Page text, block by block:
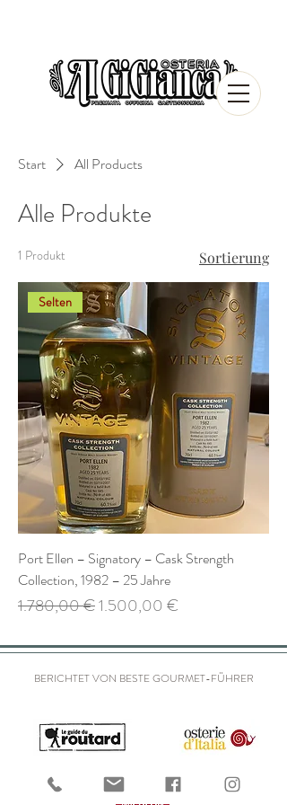
Start All Products
Alle Produkte
1 Produkt Sortierung
Selten
Port Ellen – Signatory – Cask Strength
Collection, 1982 – 25 Jahre
Standardpreis
1.780,00 €Sale-Preis
1.500,00 €
BERICHTET VON BESTE GOURMET-FÜHRER